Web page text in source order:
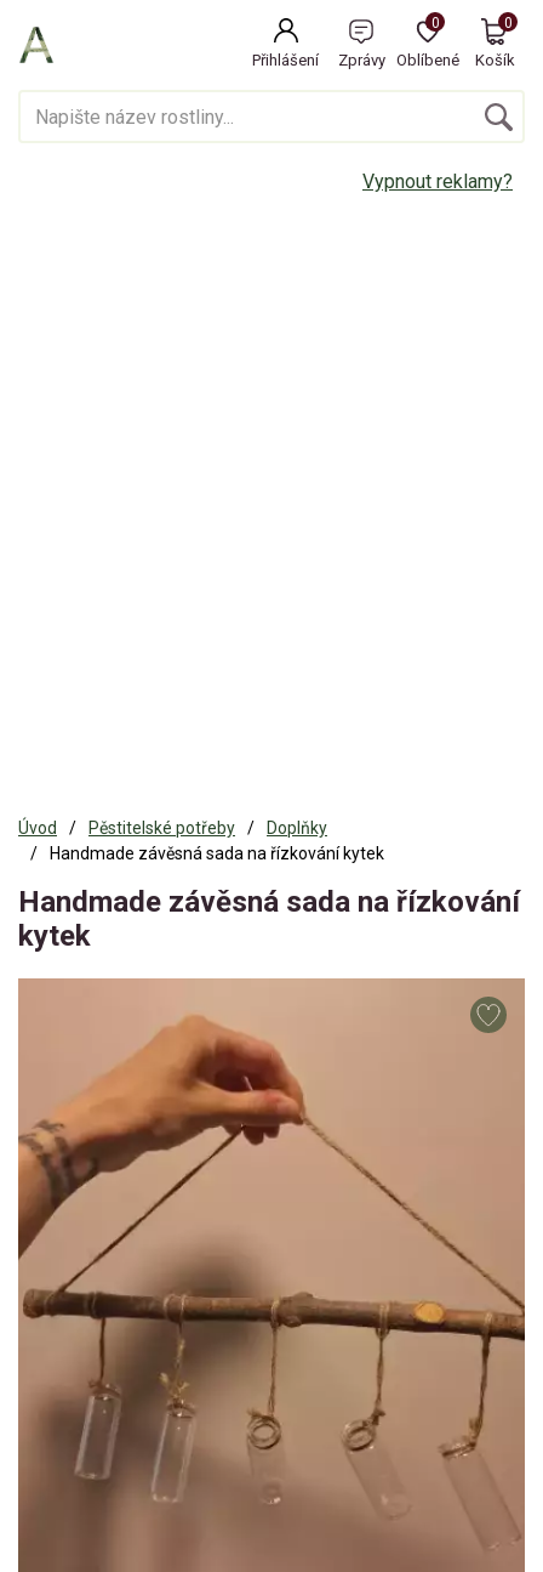
Přihlášení Zprávy Oblíbené
0
Košík
0
Vypnout reklamy?
Úvod Pěstitelské potřeby
Doplňky
Handmade závěsná sada na řízkování kytek
Handmade závěsná sada na řízkování
kytek